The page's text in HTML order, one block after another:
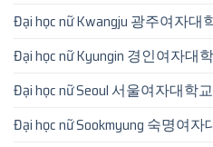
Đại học nữ Kwangju 광주여자대
Đại học nữ Kyungin 경인여자대
Đại học nữ Seoul 서울여자대학교
Đại học nữ Sookmyung 숙명여자